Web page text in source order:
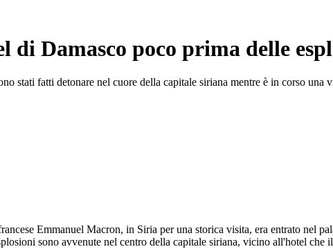
di Damasco poco prima delle
stati fatti detonare nel cuore della capitale siriana mentre è in corso una
Emmanuel Macron, in Siria per una storica visita, era entrato nel
sono avvenute nel centro della capitale siriana, vicino all'hotel che